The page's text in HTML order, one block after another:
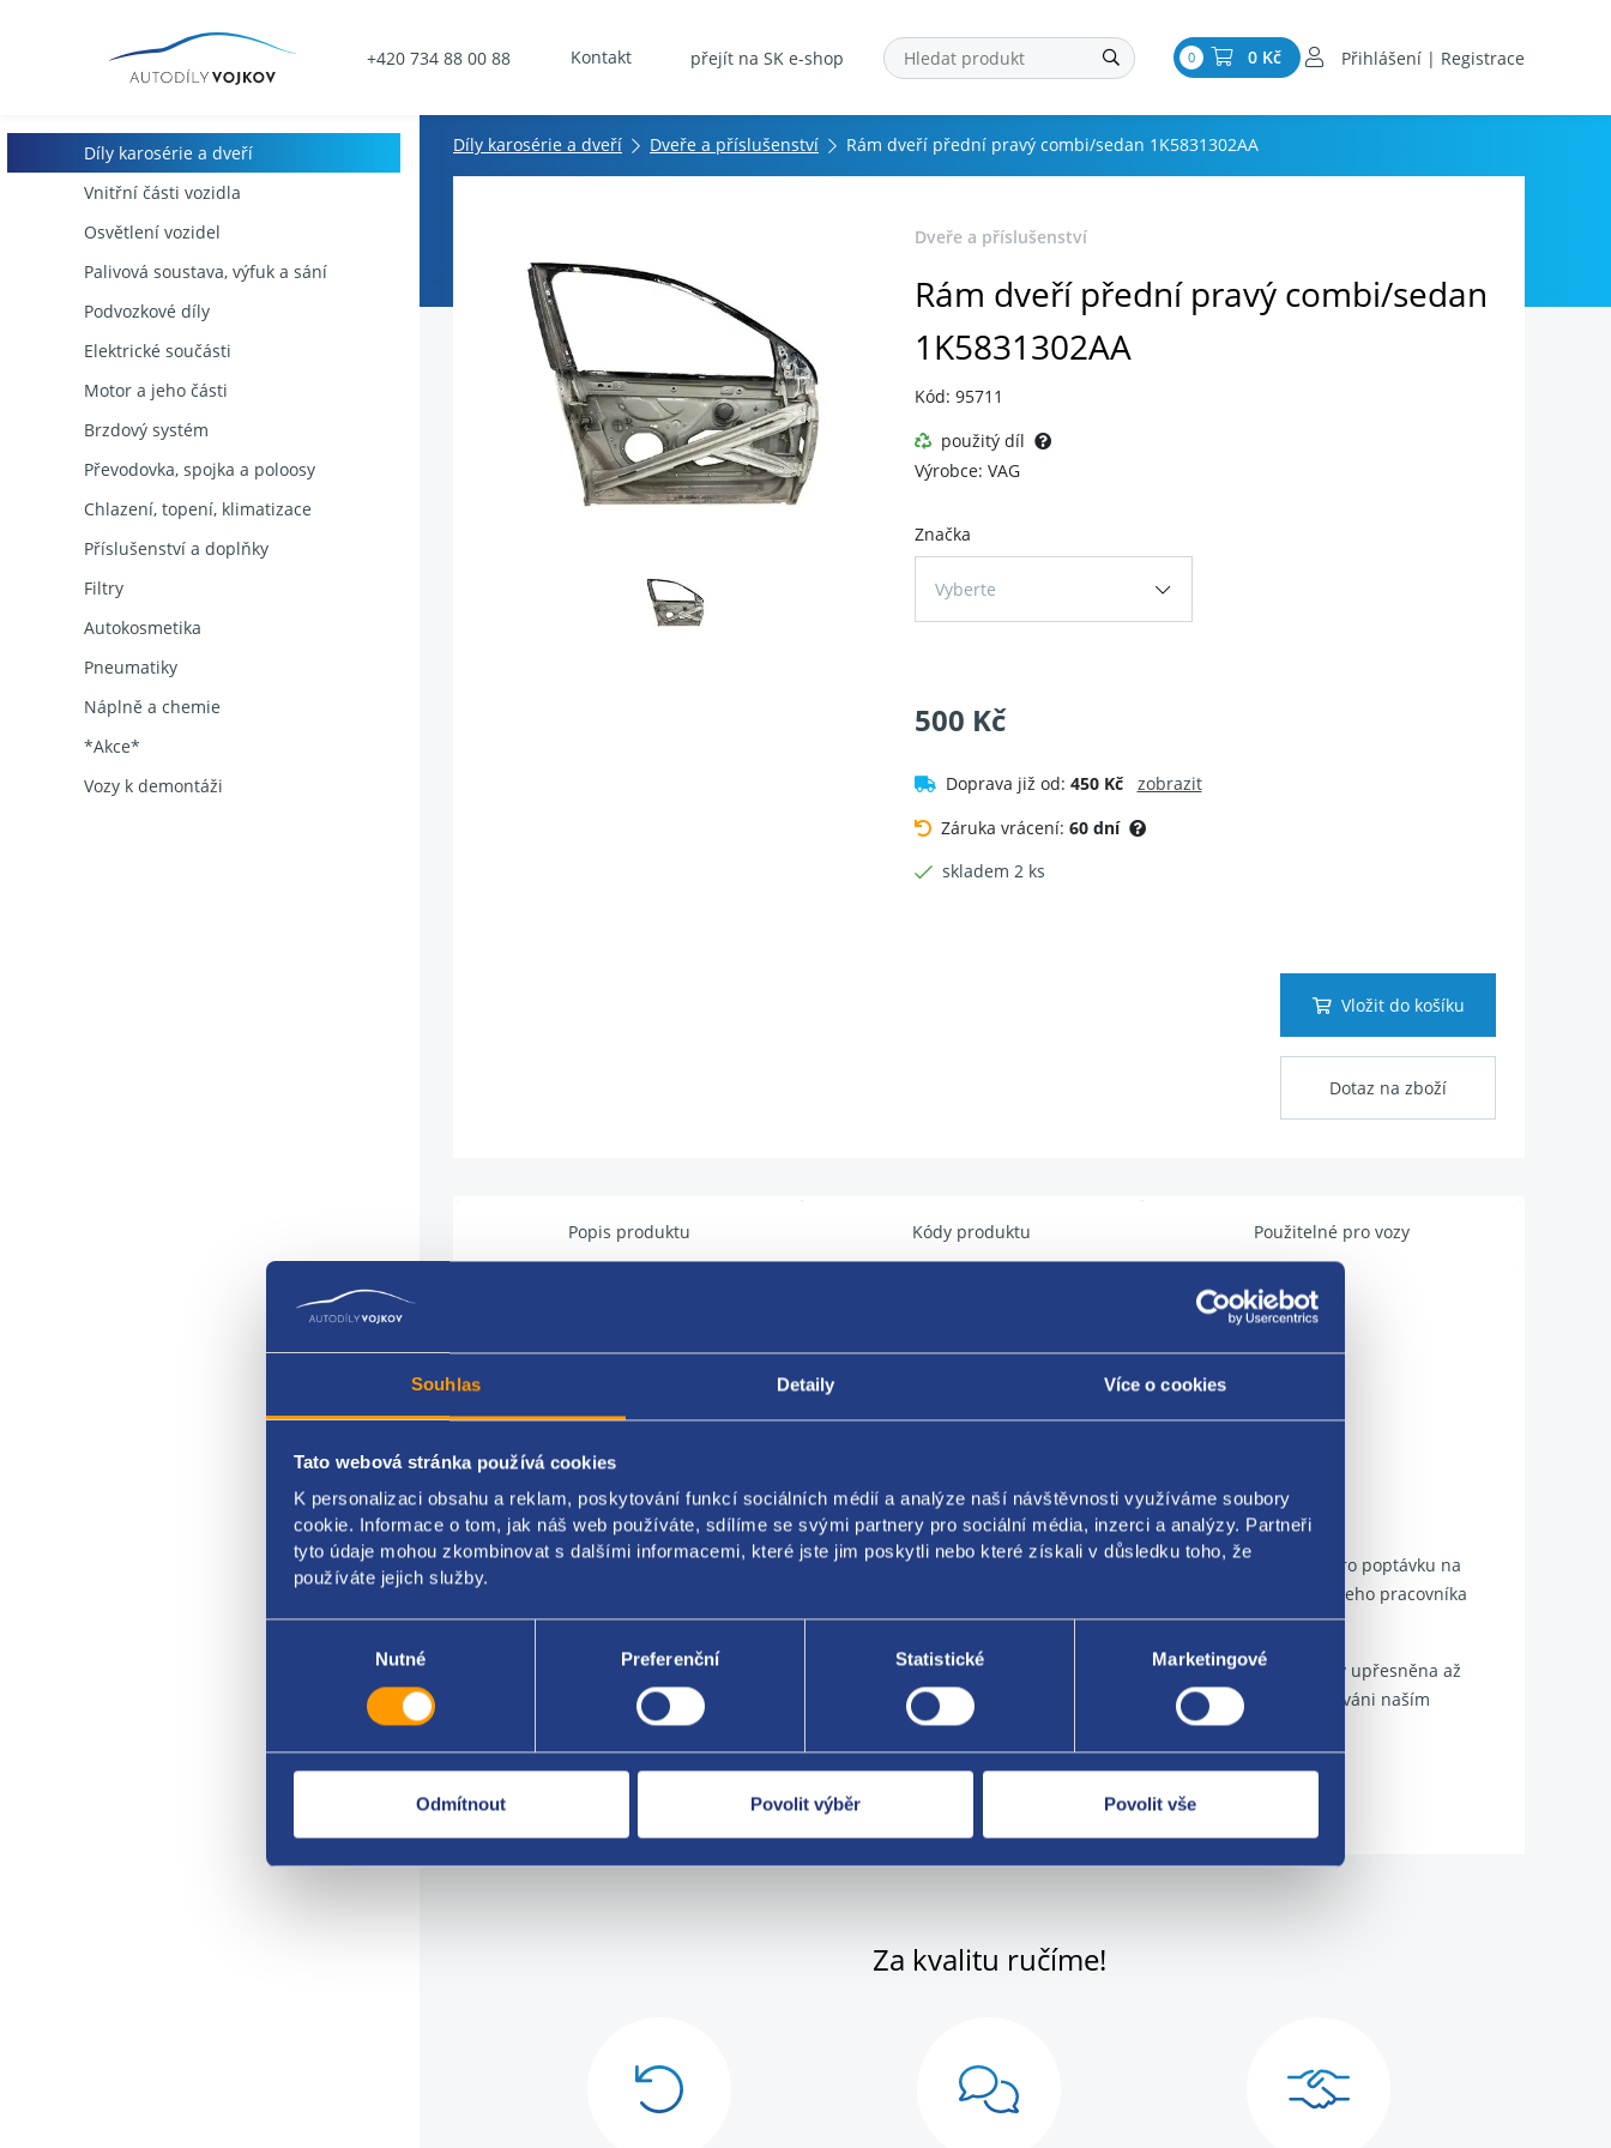
Souhlas Detaily Více o cookies
Tato webová stránka používá cookies
K personalizaci obsahu a reklam, poskytování funkcí sociálních médií a analýze naší návštěvnosti využíváme soubory
cookie. Informace o tom, jak náš web používáte, sdílíme se svými partnery pro sociální média, inzerci a analýzy. Partneři
tyto údaje mohou zkombinovat s dalšími informacemi, které jste jim poskytli nebo které získali v důsledku toho, že
používáte jejich služby.
Nutné Preferenční Statistické Marketingové
Odmítnout Povolit výběr Povolit vše
+420 734 88 00 88 Kontakt přejít na SK e-shop 0 0 Kč Přihlášení | Registrace
Díly karosérie a dveří
Vnitřní části vozidla
Osvětlení vozidel
Palivová soustava, výfuk a sání
Podvozkové díly
Elektrické součásti
Motor a jeho části
Brzdový systém
Převodovka, spojka a poloosy
Chlazení, topení, klimatizace
Příslušenství a doplňky
Filtry
Autokosmetika
Pneumatiky
Náplně a chemie
*Akce*
Vozy k demontáži
Díly karosérie a dveří Dveře a příslušenství Rám dveří přední pravý combi/sedan 1K5831302AA
Dveře a příslušenství
Rám dveří přední pravý combi/sedan
1K5831302AA
Kód: 95711
použitý díl
Výrobce: VAG
Značka
Vyberte
500 Kč
Doprava již od: 450 Kč
zobrazit
Záruka vrácení: 60 dní
skladem 2 ks
Vložit do košíku
Dotaz na zboží
Popis produktu Kódy produktu Použitelné pro vozy
karoserie: combi (golf)
VAG original : 1K5831302AA 1K5831302P 1K5831302Q 1K5831302S 1K5831302T
Doplňkové info:
Fotografie dílu má pouze informativní charakter! Stav ani barva nemusí odpovídat ilustrativní fotografii. Pro poptávku na
konkrétní barvu, prosím, napište požadavek do poznámky v objednávce. Případně kontaktujte předem našeho pracovníka
telefonicky nebo e-mailem.
Z důvodu rychle se měnících podmínek přepravních společností je u nadrozměrných zásilek cena dopravy upřesněna až
při akceptování objednávky. Pokud bude cena přepravy navýšena, budete před odesláním zásilky informováni naším
pracovníkem. Bez potvrzení vyšší ceny dopravy z vaší strany nebude zásilka odeslána.
Upozorňujeme, že se jedná o použitý díl a nese známky používání na vozidle!
Za kvalitu ručíme!